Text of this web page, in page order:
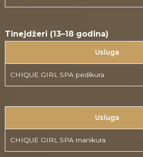
Tinejdžeri (13–18 godina)
Usluga
CHIQUE GIRL SPA pedikura
Usluga
CHIQUE GIRL SPA manikura